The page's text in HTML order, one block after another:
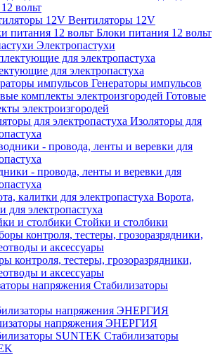
вольт
Вентиляторы 12V
Блоки питания 12 вольт
Электропастухи
для электропастуха
Генераторы импульсов
Готовые
электроизгородей
Изоляторы для
- провода, ленты и веревки для
Ворота,
для электропастуха
Стойки и столбики
контроля, тестеры, грозоразрядники,
и аксессуары
Стабилизаторы
напряжения ЭНЕРГИЯ
Стабилизаторы